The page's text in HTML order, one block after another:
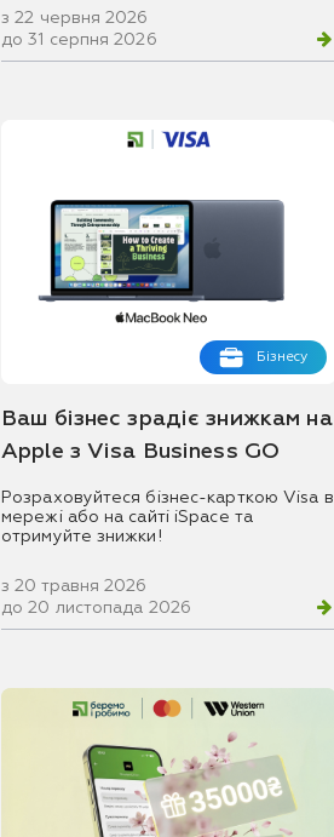
з 22 червня 2026
до 31 серпня 2026
Бізнесу
Ваш бізнес зрадіє знижкам на
Apple з Visa Business GO
Розраховуйтеся бізнес-карткою Visa в
мережі або на сайті iSpace та
отримуйте знижки!
з 20 травня 2026
до 20 листопада 2026